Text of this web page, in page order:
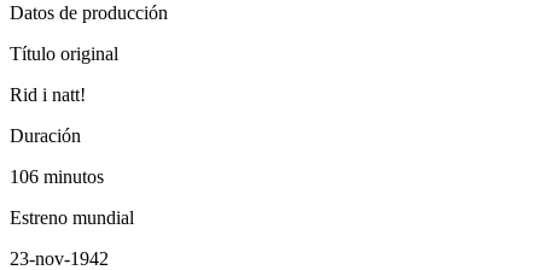
Datos de producción
Título original
Rid i natt!
Duración
106 minutos
Estreno mundial
23-nov-1942